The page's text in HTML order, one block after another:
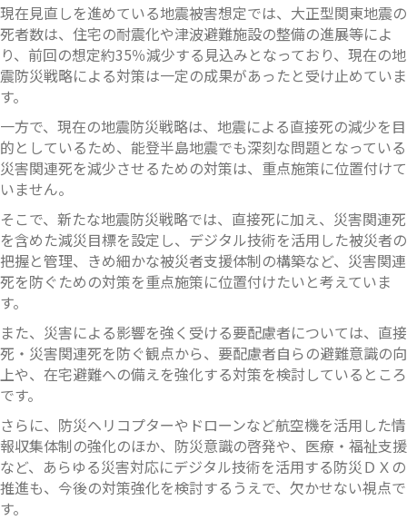
現在見直しを進めている地震被害想定では、大正型関東地震の
死者数は、住宅の耐震化や津波避難施設の整備の進展等によ
り、前回の想定約35％減少する見込みとなっており、現在の地
震防災戦略による対策は一定の成果があったと受け止めていま
す。
一方で、現在の地震防災戦略は、地震による直接死の減少を目
的としているため、能登半島地震でも深刻な問題となっている
災害関連死を減少させるための対策は、重点施策に位置付けて
いません。
そこで、新たな地震防災戦略では、直接死に加え、災害関連死
を含めた減災目標を設定し、デジタル技術を活用した被災者の
把握と管理、きめ細かな被災者支援体制の構築など、災害関連
死を防ぐための対策を重点施策に位置付けたいと考えていま
す。
また、災害による影響を強く受ける要配慮者については、直接
死・災害関連死を防ぐ観点から、要配慮者自らの避難意識の向
上や、在宅避難への備えを強化する対策を検討しているところ
です。
さらに、防災ヘリコプターやドローンなど航空機を活用した情
報収集体制の強化のほか、防災意識の啓発や、医療・福祉支援
など、あらゆる災害対応にデジタル技術を活用する防災ＤＸの
推進も、今後の対策強化を検討するうえで、欠かせない視点で
す。